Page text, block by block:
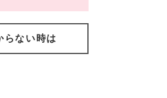
らない時は